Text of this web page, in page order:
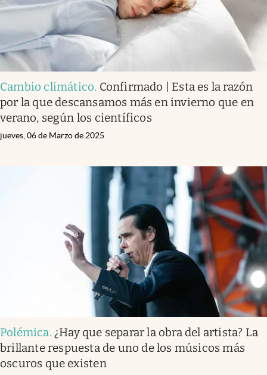
Cambio climático. Confirmado | Esta es la razón
por la que descansamos más en invierno que en
verano, según los científicos
jueves, 06 de Marzo de 2025
Polémica. ¿Hay que separar la obra del artista? La
brillante respuesta de uno de los músicos más
oscuros que existen